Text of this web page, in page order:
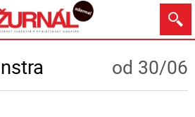
od 30/06